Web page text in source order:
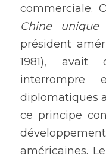
Chine unique
président
1981), avait
interrompre
diplomatiques
ce principe
américaines.